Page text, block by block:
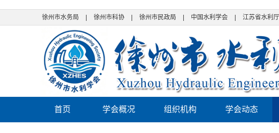
徐州市水务局 徐州市科协 徐州市民政局 中国水利学会 江苏省水利厅
首页 学会概况 组织机构 学会动态